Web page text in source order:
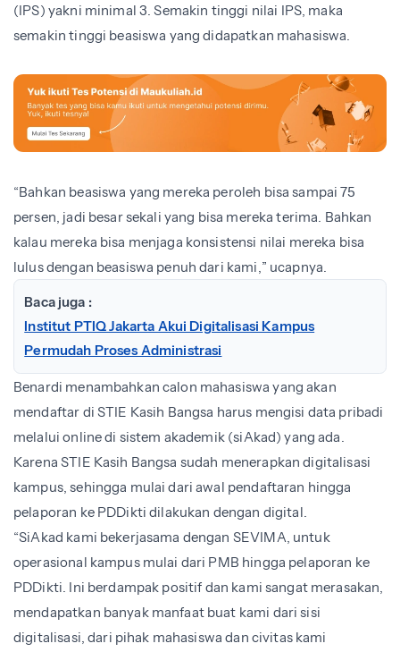
(IPS) yakni minimal 3. Semakin tinggi nilai IPS, maka
semakin tinggi beasiswa yang didapatkan mahasiswa.
“Bahkan beasiswa yang mereka peroleh bisa sampai 75
persen, jadi besar sekali yang bisa mereka terima. Bahkan
kalau mereka bisa menjaga konsistensi nilai mereka bisa
lulus dengan beasiswa penuh dari kami,” ucapnya.
Baca juga :
Institut PTIQ Jakarta Akui Digitalisasi Kampus
Permudah Proses Administrasi
Benardi menambahkan calon mahasiswa yang akan
mendaftar di STIE Kasih Bangsa harus mengisi data pribadi
melalui online di sistem akademik (siAkad) yang ada.
Karena STIE Kasih Bangsa sudah menerapkan digitalisasi
kampus, sehingga mulai dari awal pendaftaran hingga
pelaporan ke PDDikti dilakukan dengan digital.
“SiAkad kami bekerjasama dengan SEVIMA, untuk
operasional kampus mulai dari PMB hingga pelaporan ke
PDDikti. Ini berdampak positif dan kami sangat merasakan,
mendapatkan banyak manfaat buat kami dari sisi
digitalisasi, dari pihak mahasiswa dan civitas kami